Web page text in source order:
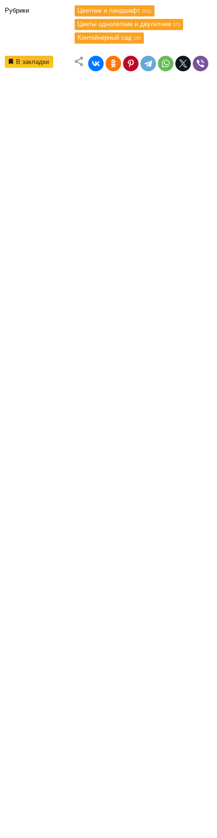
Рубрики Цветник и ландшафт 2631
Цветы однолетние и двулетние 578
Контейнерный сад 160
В закладки